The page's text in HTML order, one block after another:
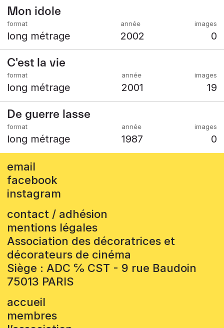
Mon idole
long métrage 2002 0
C'est la vie
long métrage 2001 19
De guerre lasse
long métrage 1987 0
email
facebook
instagram
contact / adhésion
mentions légales
Association des décoratrices et
décorateurs de cinéma
Siège : ADC ℅ CST - 9 rue Baudoin
75013 PARIS
accueil
membres